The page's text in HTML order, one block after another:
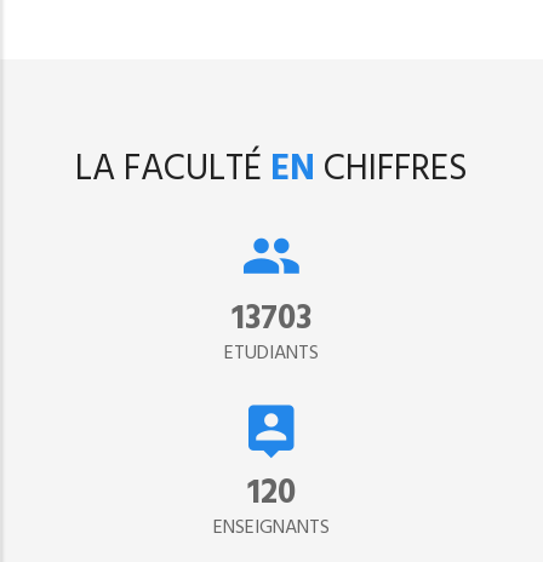
LA FACULTÉ EN CHIFFRES
15302
ETUDIANTS
134
ENSEIGNANTS